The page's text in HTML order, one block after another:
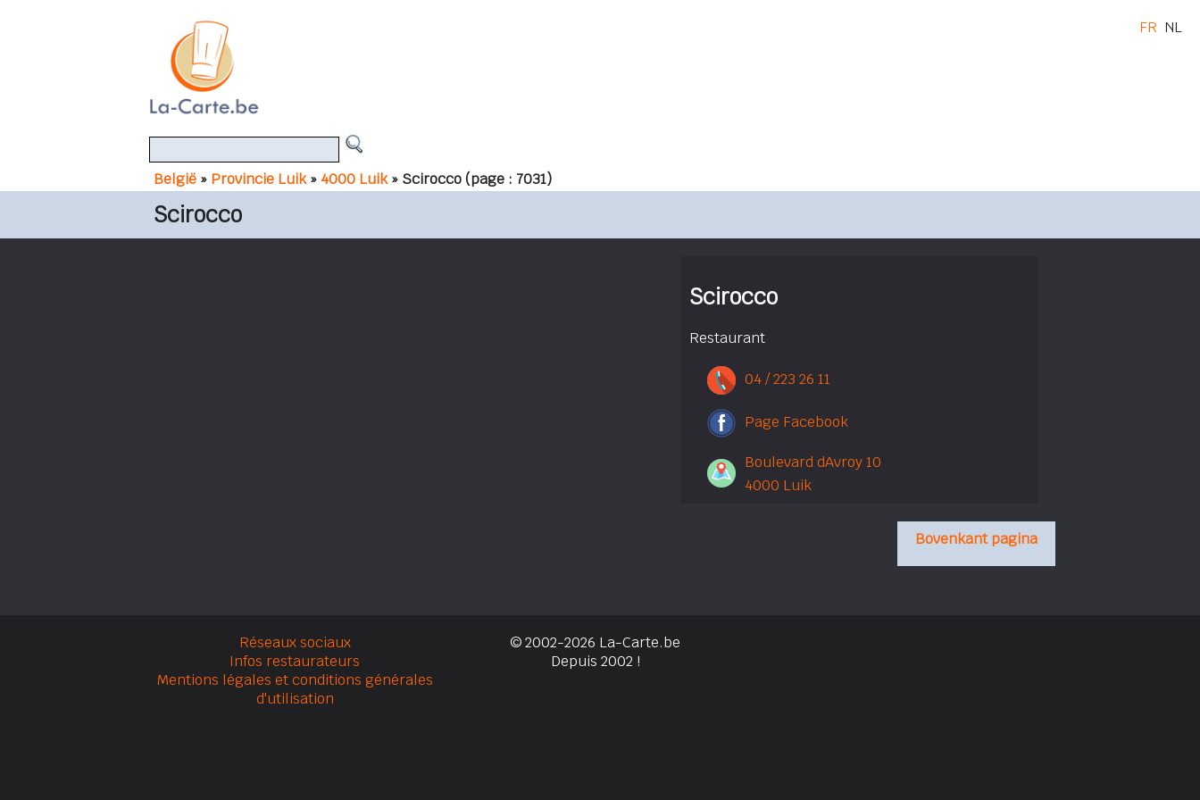
België » Provincie Luik»4000 Luik » Scirocco(page : 7031)
FR NL
Scirocco
Scirocco
Restaurant
04 / 223 26 11
Page Facebook
Boulevard dAvroy 10
4000 Luik
Bovenkant pagina
Réseaux sociaux
Infos restaurateurs
Mentions légales et conditions générales
d'utilisation
© 2002-2026 La-Carte.be
Depuis 2002 !